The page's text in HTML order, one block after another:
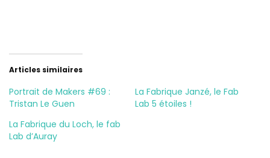
Articles similaires
Portrait de Makers #69 :
Tristan Le Guen
La Fabrique Janzé, le Fab
Lab 5 étoiles !
La Fabrique du Loch, le fab
Lab d’Auray